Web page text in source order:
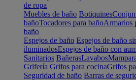
de ropa
Muebles de baño Botiquines
bañoTocadores para bañoArmarios
baño
Espejos de baño Espejos de baño
iluminadosEspejos de baño con
Sanitarios BañerasLavabos
Grifería Grifos para cocinaGrifos
Seguridad de baño Barras de